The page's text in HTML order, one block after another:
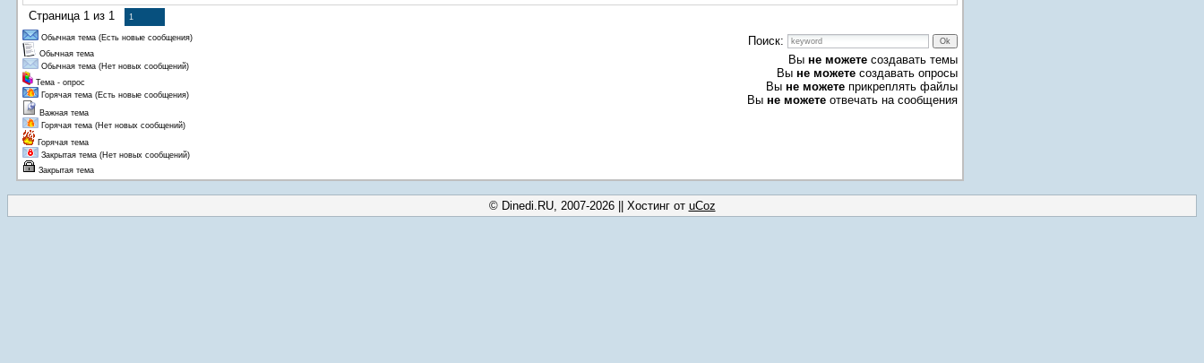
Страница 1 из 1 1
Обычная тема (Есть новые сообщения)
Обычная тема
Обычная тема (Нет новых сообщений)
Тема - опрос
Горячая тема (Есть новые сообщения)
Важная тема
Горячая тема (Нет новых сообщений)
Горячая тема
Закрытая тема (Нет новых сообщений)
Закрытая тема
Поиск:
Вы не можете создавать темы
Вы не можете создавать опросы
Вы не можете прикреплять файлы
Вы не можете отвечать на сообщения
© Dinedi.RU, 2007-2026|| Хостинг от uCoz